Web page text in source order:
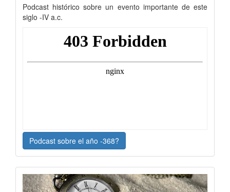
Podcast histórico sobre un evento importante de este
siglo -IV a.c.
Podcast sobre el año -368?